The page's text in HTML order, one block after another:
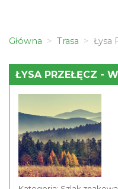
Główna Trasa Łysa
ŁYSA PRZEŁĘCZ -